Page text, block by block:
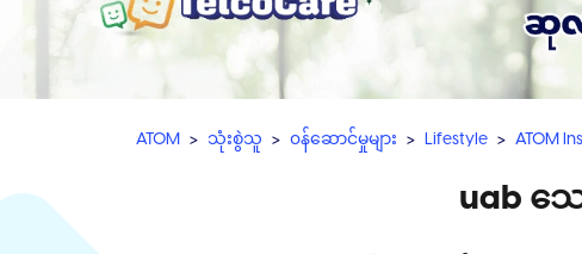
ATOM သုံးစွဲသူ ၀န်ဆောင်မှုများ Lifestyle ATOM
uab သ